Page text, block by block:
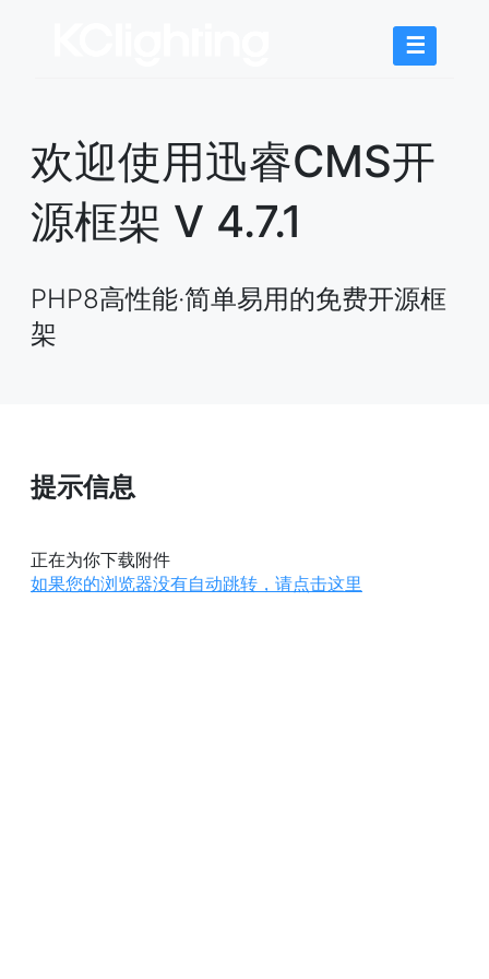
☰
欢迎使用迅睿CMS开
源框架 V 4.7.1
PHP8高性能·简单易用的免费开源框
架
提示信息
正在为你下载附件
如果您的浏览器没有自动跳转，请点击这里